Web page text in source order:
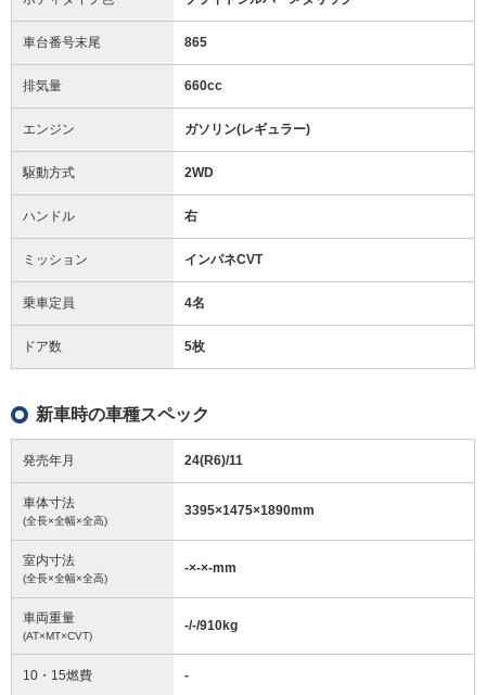
車台番号末尾 865
排気量 660cc
エンジン ガソリン(レギュラー)
駆動方式 2WD
ハンドル 右
ミッション インパネCVT
乗車定員 4名
ドア数 5枚
新車時の車種スペック
発売年月 24(R6)/11
車体寸法
(全長×全幅×全高)
3395×1475×1890mm
室内寸法
(全長×全幅×全高)
-×-×-mm
車両重量
(AT×MT×CVT)
-/-/910kg
10・15燃費 -